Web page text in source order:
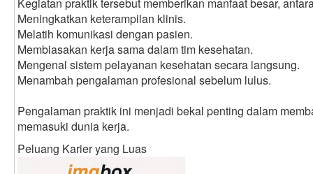
Kegiatan praktik tersebut memberikan manfaat besar,
Meningkatkan keterampilan klinis.
Melatih komunikasi dengan pasien.
Membiasakan kerja sama dalam tim kesehatan.
Mengenal sistem pelayanan kesehatan secara langsung.
Menambah pengalaman profesional sebelum lulus.
Pengalaman praktik ini menjadi bekal penting dalam
memasuki dunia kerja.
Peluang Karier yang Luas